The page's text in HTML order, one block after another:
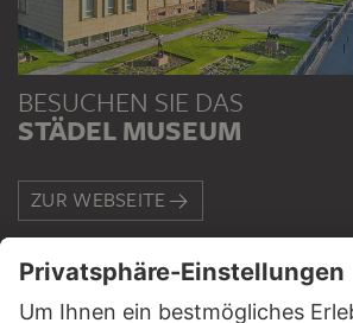
BESUCHEN SIE DAS
STÄDEL MUSEUM
ZUR WEBSEITE